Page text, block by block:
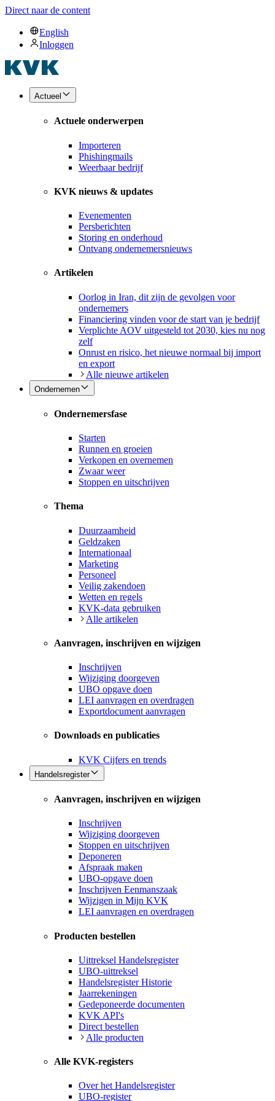
Direct naar de content
English
Inloggen
Actueel
Actuele onderwerpen
Importeren
Phishingmails
Weerbaar bedrijf
KVK nieuws & updates
Evenementen
Persberichten
Storing en onderhoud
Ontvang ondernemersnieuws
Artikelen
Oorlog in Iran, dit zijn de gevolgen voor
ondernemers
Financiering vinden voor de start van je bedrijf
Verplichte AOV uitgesteld tot 2030, kies nu nog
zelf
Onrust en risico, het nieuwe normaal bij import
en export
Alle nieuwe artikelen
Ondernemen
Ondernemersfase
Starten
Runnen en groeien
Verkopen en overnemen
Zwaar weer
Stoppen en uitschrijven
Thema
Duurzaamheid
Geldzaken
Internationaal
Marketing
Personeel
Veilig zakendoen
Wetten en regels
KVK-data gebruiken
Alle artikelen
Aanvragen, inschrijven en wijzigen
Inschrijven
Wijziging doorgeven
UBO opgave doen
LEI aanvragen en overdragen
Exportdocument aanvragen
Downloads en publicaties
KVK Cijfers en trends
Handelsregister
Aanvragen, inschrijven en wijzigen
Inschrijven
Wijziging doorgeven
Stoppen en uitschrijven
Deponeren
Afspraak maken
UBO-opgave doen
Inschrijven Eenmanszaak
Wijzigen in Mijn KVK
LEI aanvragen en overdragen
Producten bestellen
Uittreksel Handelsregister
UBO-uittreksel
Handelsregister Historie
Jaarrekeningen
Gedeponeerde documenten
KVK API's
Direct bestellen
Alle producten
Alle KVK-registers
Over het Handelsregister
UBO-register